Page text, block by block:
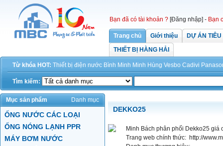
Bạn đã có tài khoản ? [Đăng nhập] - Bạn
Trang chủ Giới thiệu
DỰ ÁN
THIẾT BỊ HÀNG HẢI
Từ khóa HOT: Thiết bị điện nước Bình Minh Minh Hùng Vesbo Cadivi
Tìm kiếm:
Mục sản phẩm Danh mục
ỐNG NƯỚC CÁC LOẠI
ỐNG NÓNG LẠNH PPR
MÁY BƠM NƯỚC
DEKKO25
Minh Bách phân phối Dekko25 giá
Trang web chính thức: http://